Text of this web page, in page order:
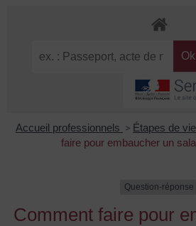
Accueil professionnels > Étapes de vie
faire pour embaucher un
Question-réponse
Comment faire pour